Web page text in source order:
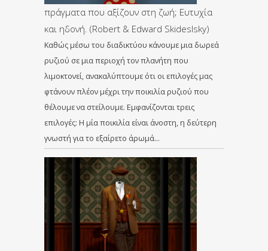
πράγματα που αξίζουν στη ζωή; Ευτυχία
και ηδονή. (Robert & Edward Skideslsky)
Καθώς μέσω του διαδικτύου κάνουμε μια δωρεά
ρυζιού σε μια περιοχή τον πλανήτη που
λιμοκτονεί, ανακαλύπτουμε ότι οι επιλογές μας
φτάνουν πλέον μέχρι την ποικιλία ρυζιού που
θέλουμε να στείλουμε. Εμφανίζονται τρεις
επιλογές: Η μία ποικιλία είναι άνοστη, η δεύτερη
γνωστή για το εξαίρετο άρωμά…